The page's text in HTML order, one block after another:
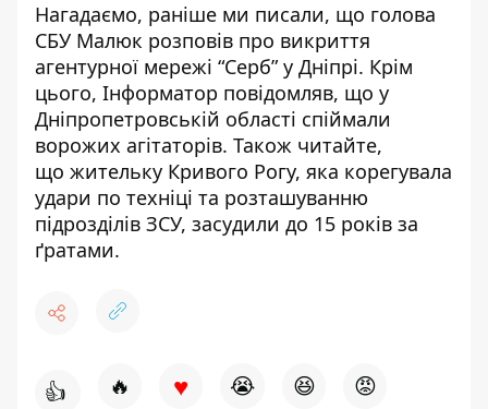
Нагадаємо, раніше ми писали, що голова
СБУ Малюк розповів про викриття
агентурної мережі “Серб” у Дніпрі. Крім
цього, Інформатор повідомляв, що у
Дніпропетровській області спіймали
ворожих агітаторів. Також читайте,
що жительку Кривого Рогу, яка корегувала
удари по техніці та розташуванню
підрозділів ЗСУ, засудили до 15 років за
ґратами.
👍 🔥 ♥ 😭 😆 😡